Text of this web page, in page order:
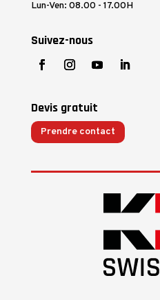
Lun-Ven: 08.00 - 17.00H
Suivez-nous
Devis gratuit
Prendre contact